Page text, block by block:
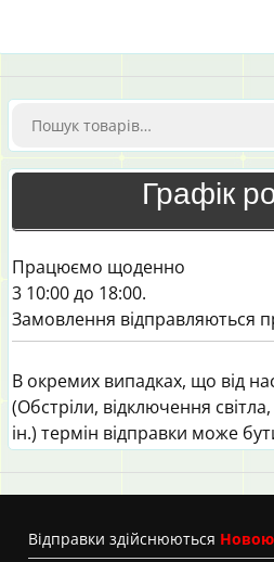
Шукати:
Графік
Працюємо щоденно
3 10:00 до 18:00.
Замовлення відправляються
В окремих випадках, що від
(Обстріли, відключення
ін.) термін відправки може
Вiдправки здійснюються